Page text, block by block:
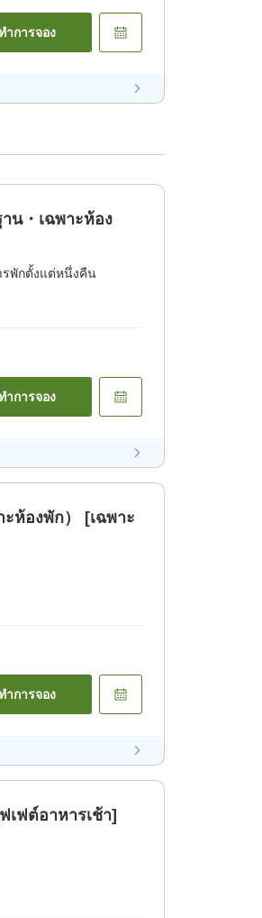
ำการจอง
น・เฉพาะห้อง
รพักตั้งแต่หนึ่งคืน
ำการจอง
ห้องพัก） [เฉพาะ
ำการจอง
เฟต์อาหารเช้า]